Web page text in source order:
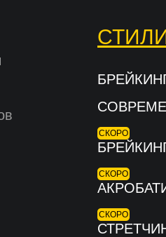
СКОРО
СКОРО
СКОРО